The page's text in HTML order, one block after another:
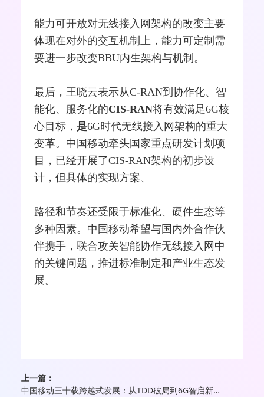
能力可开放对无线接入网架构的改变主要
体现在对外的交互机制上，能力可定制需
要进一步改变BBU内生架构与机制。
最后，王晓云表示从C-RAN到协作化、智
能化、服务化的CIS-RAN将有效满足6G核
心目标， 是6G时代无线接入网架构的重大
变革。中国移动牵头国家重点研发计划项
目，已经开展了CIS-RAN架构的初步设
计，但具体的实现方案、
路径和节奏还受限于标准化、硬件生态等
多种因素。中国移动希望与国内外合作伙
伴携手，联合攻关智能协作无线接入网中
的关键问题，推进标准制定和产业生态发
展。
上一篇：
中国移动三十载跨越式发展：从TDD破局到6G智启新航程